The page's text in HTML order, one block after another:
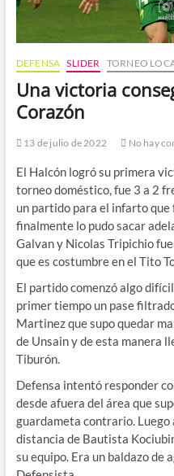
DEFENSA SLIDER TORNEO
Una victoria
Corazón
13 de julio de 2022 No hay
El Halcón logró su primera
torneo doméstico, fue 3 a 2
un partido para el infarto que
finalmente lo pudo sacar
Galvan y Nicolas Tripichio
que es costumbre en el Tito
El partido comenzó algo
primer tiempo un pase
Martinez que supo quedar
de Unsain y de esta manera
Tiburón.
Defensa intentó responder
desde afuera del área que
guardameta contrario. Luego
distancia de Bautista
su equipo. Era un baldazo de